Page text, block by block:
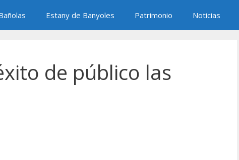
Estany de Banyoles Patrimonio Noticias
de público las